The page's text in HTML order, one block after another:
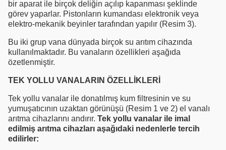
bir aparat ile birçok deliğin açılıp kapanması şeklinde
görev yaparlar. Pistonların kumandası elektronik veya
elektro-mekanik beyinler tarafından yapılır (Resim 3).
Bu iki grup vana dünyada birçok su arıtım cihazında
kullanılmaktadır. Bu vanaların özellikleri aşağıda
özetlenmiştir.
TEK YOLLU VANALARIN ÖZELLİKLERİ
Tek yollu vanalar ile donatılmış kum filtresinin ve su
yumuşatıcının uzaktan görünüşü (Resim 1 ve 2) el vanalı
arıtma cihazlarını andırır. Tek yollu vanalar ile imal
edilmiş arıtma cihazları aşağıdaki nedenlerle tercih
edilirler: